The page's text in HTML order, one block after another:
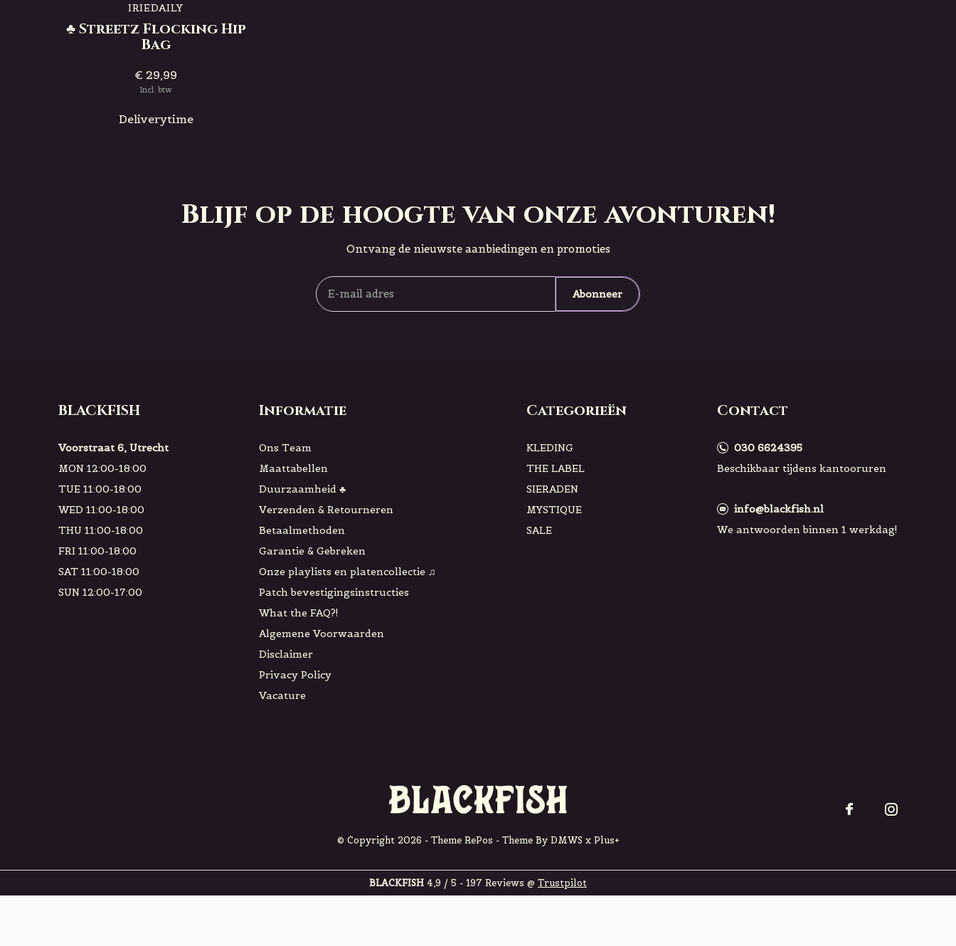
IRIEDAILY
♣ Streetz Flocking Hip
Bag
€ 29,99
Incl. btw
Deliverytime
Blijf op de hoogte van onze avonturen!
Ontvang de nieuwste aanbiedingen en promoties
Abonneer
BLACKFISH
Voorstraat 6, Utrecht
MON 12:00-18:00
TUE 11:00-18:00
WED 11:00-18:00
THU 11:00-18:00
FRI 11:00-18:00
SAT 11:00-18:00
SUN 12:00-17:00
Informatie
Ons Team
Maattabellen
Duurzaamheid ♣
Verzenden & Retourneren
Betaalmethoden
Garantie & Gebreken
Onze playlists en platencollectie ♫
Patch bevestigingsinstructies
What the FAQ?!
Algemene Voorwaarden
Disclaimer
Privacy Policy
Vacature
Categorieën
KLEDING
THE LABEL
SIERADEN
MYSTIQUE
SALE
Contact
030 6624395
Beschikbaar tijdens kantooruren
info@blackfish.nl
We antwoorden binnen 1 werkdag!
© Copyright 2026 - Theme RePos - Theme By DMWS x Plus+
BLACKFISH 4,9 / 5 - 197 Reviews @ Trustpilot